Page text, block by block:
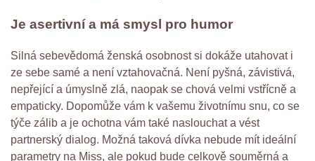
Je asertivní a má smysl pro humor
Silná sebevědomá ženská osobnost si dokáže utahovat i
ze sebe samé a není vztahovačná. Není pyšná, závistivá,
nepřející a úmyslně zlá, naopak se chová velmi vstřícně a
empaticky. Dopomůže vám k vašemu životnímu snu, co se
týče zálib a je ochotna vám také naslouchat a vést
partnerský dialog. Možná taková dívka nebude mít ideální
parametry na Miss, ale pokud bude celkově souměrná a